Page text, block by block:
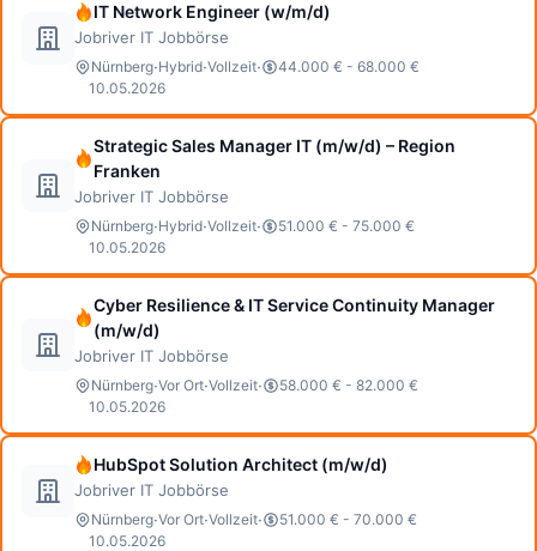
IT Network Engineer (w/m/d)
Jobriver IT Jobbörse
Nürnberg·Hybrid·Vollzeit·
44.000 € - 68.000 €
10.05.2026
Strategic Sales Manager IT (m/w/d) – Region
Franken
Jobriver IT Jobbörse
Nürnberg·Hybrid·Vollzeit·
51.000 € - 75.000 €
10.05.2026
Cyber Resilience & IT Service Continuity Manager
(m/w/d)
Jobriver IT Jobbörse
Nürnberg·Vor Ort·Vollzeit·
58.000 € - 82.000 €
10.05.2026
HubSpot Solution Architect (m/w/d)
Jobriver IT Jobbörse
Nürnberg·Vor Ort·Vollzeit·
51.000 € - 70.000 €
10.05.2026